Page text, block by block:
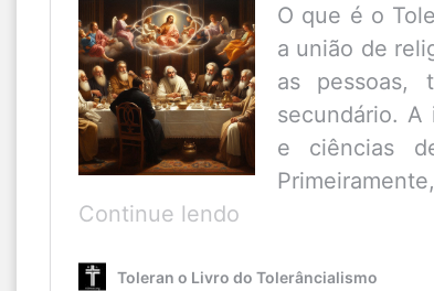
O que é o
a união de
as pessoas,
secundário. A
e ciências
Continue lendo
é
Toleran o Livro do Tolerâncialismo